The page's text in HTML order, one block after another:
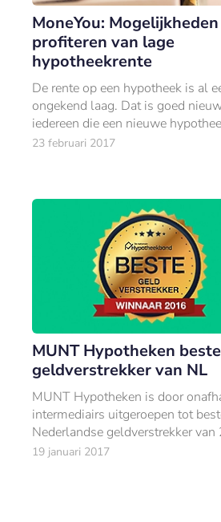
MoneYou:
profiteren van lage
hypotheekrente
De rente op een hypotheek is al
ongekend laag. Dat is goed
iedereen die een nieuwe
afsluiten.
23 februari 2017
MUNT Hypotheken beste
geldverstrekker van NL
MUNT Hypotheken is door
intermediairs uitgeroepen tot
Nederlandse geldverstrekker
Obvion werd tweede, gevolgd door
19 januari 2017